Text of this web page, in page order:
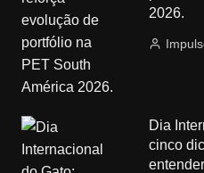
2026.
Dia
cinco